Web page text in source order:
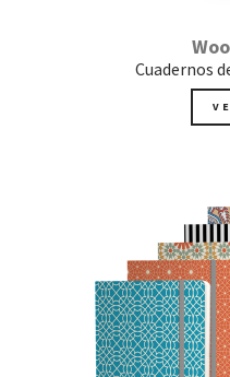
Cuadernos